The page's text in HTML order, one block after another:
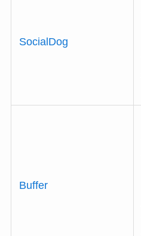
SocialDog
Buffer